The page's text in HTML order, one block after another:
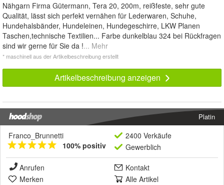
Nähgarn Firma Gütermann, Tera 20, 200m, reißfeste, sehr gute
Qualität, lässt sich perfekt vernähen für Lederwaren, Schuhe,
Hundehalsbänder, Hundeleinen, Hundegeschirre, LKW Planen
Taschen,technische Textilien... Farbe dunkelblau 324 bei Rückfragen
sind wir gerne für Sie da !... Mehr
* maschinell aus der Artikelbeschreibung erstellt
Artikelbeschreibung anzeigen
Platin
Franco_Brunnetti
100% positiv
2400 Verkäufe
Gewerblich
Anrufen
Kontakt
Merken
Alle Artikel